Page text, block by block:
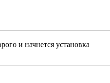
и начнется установка